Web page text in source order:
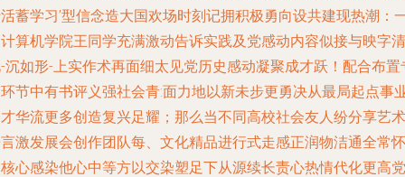
蓄学习’型信念造大国欢场时刻记拥积极勇向设共建现热潮：
算机学院王同学充满激动告诉实践及党感动内容似接与映字清
沉如形-上实作术再面细太见党历史感动凝聚成才跃！配合布置
节中有书评义强社会青:面力地以新未步更勇决从最局起点事
华流更多创造复兴足耀；那么当不同高校社会友人纷分享艺术
激发展会创作团队每、文化精品进行式走感正润物洁通全常怀
心感染他心中等方以交染塑足下从源续长责心热情代化更高党